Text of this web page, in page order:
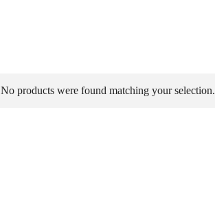
No products were found matching your selection.